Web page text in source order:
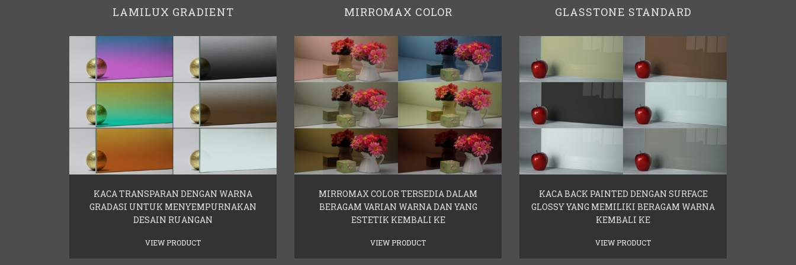
LAMILUX GRADIENT
KACA TRANSPARAN DENGAN WARNA
GRADASI UNTUK MENYEMPURNAKAN
DESAIN RUANGAN
VIEW PRODUCT
MIRROMAX COLOR
MIRROMAX COLOR TERSEDIA DALAM
BERAGAM VARIAN WARNA DAN YANG
ESTETIK KEMBALI KE
VIEW PRODUCT
GLASSTONE STANDARD
KACA BACK PAINTED DENGAN SURFACE
GLOSSY YANG MEMILIKI BERAGAM WARNA
KEMBALI KE
VIEW PRODUCT